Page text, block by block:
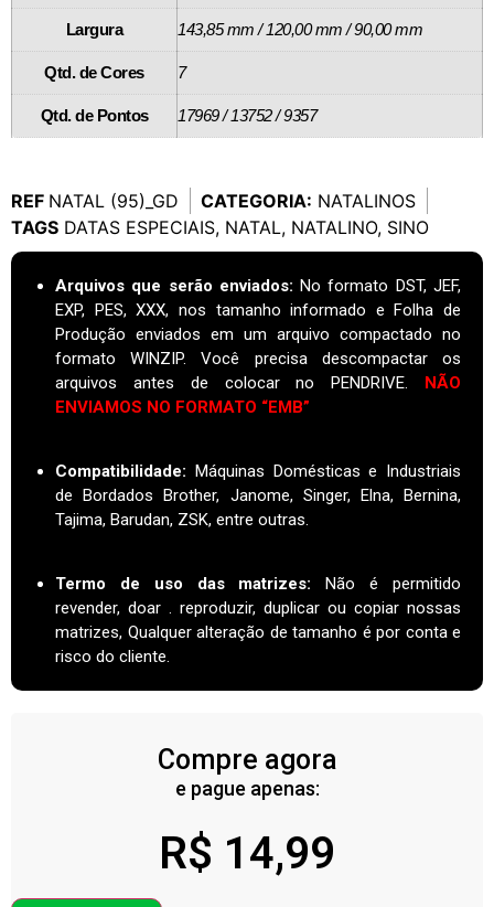
Largura 143,85 mm / 120,00 mm / 90,00 mm
Qtd. de Cores 7
Qtd. de Pontos 17969 / 13752 / 9357
REF NATAL (95)_GD CATEGORIA: NATALINOS
TAGS DATAS ESPECIAIS, NATAL, NATALINO, SINO
Arquivos que serão enviados: No formato DST, JEF,
EXP, PES, XXX, nos tamanho informado e Folha de
Produção enviados em um arquivo compactado no
formato WINZIP. Você precisa descompactar os
arquivos antes de colocar no PENDRIVE. NÃO
ENVIAMOS NO FORMATO “EMB”
Compatibilidade: Máquinas Domésticas e Industriais
de Bordados Brother, Janome, Singer, Elna, Bernina,
Tajima, Barudan, ZSK, entre outras.
Termo de uso das matrizes:
Não é permitido
revender, doar . reproduzir, duplicar ou copiar nossas
matrizes, Qualquer alteração de tamanho é por conta e
risco do cliente.
Compre agora
e pague apenas:
R$ 14,99